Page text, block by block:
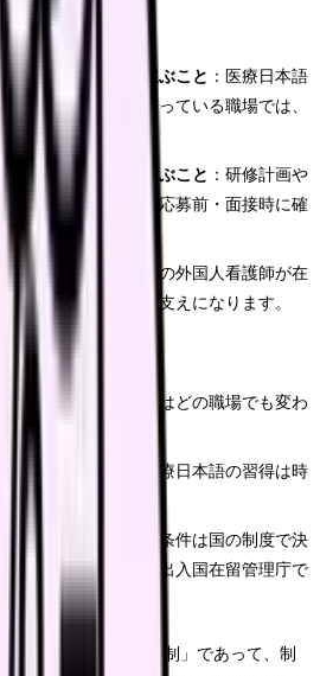
実績がある職場を選ぶこと ：医療日本語
支援の仕組みが整っている職場では、
くなります。
文化された職場を選ぶこと ：研修計画や
る職場かどうかは、応募前・面接時に確
場を選ぶこと
：複数の外国人看護師が在
ができ、心理的な支えになります。
という制度
：これはどの職場でも変わ
：環境を変えても、医療日本語の習得は時
す。
：在留資格の種類や条件は国の制度で決
わりません。要件は出入国在留管理庁で
「職場の受け入れ体制」であって、制